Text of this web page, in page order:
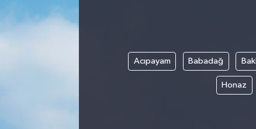
Acıpayam Babadağ
Honaz